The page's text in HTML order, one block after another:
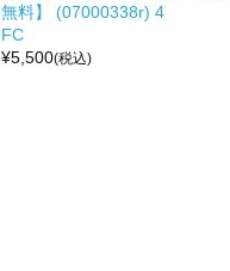
無料】 (07000338r) 4
FC
¥5,500(税込)